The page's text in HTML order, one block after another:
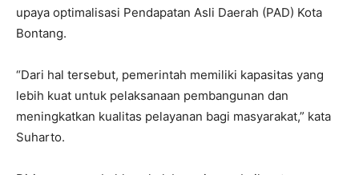
upaya optimalisasi Pendapatan Asli Daerah (PAD) Kota
Bontang.
“Dari hal tersebut, pemerintah memiliki kapasitas yang
lebih kuat untuk pelaksanaan pembangunan dan
meningkatkan kualitas pelayanan bagi masyarakat,” kata
Suharto.